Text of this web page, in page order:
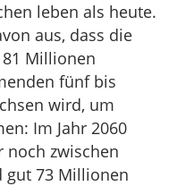
leben als heute.
aus, dass die
Millionen
fünf bis
wird, um
Im Jahr 2060
zwischen
gut 73 Millionen